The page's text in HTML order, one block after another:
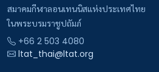
สมาคมกีฬาลอนเทนนิสแห่งประเทศไทย
ในพระบรมราชูปถัมภ์
+66 2 503 4080
ltat_thai@ltat.org